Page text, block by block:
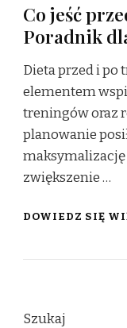
Co jeść
Poradnik
Dieta przed i
elementem
treningów oraz
planowanie
zwiększenie …
DOWIEDZ SIĘ
Szukaj